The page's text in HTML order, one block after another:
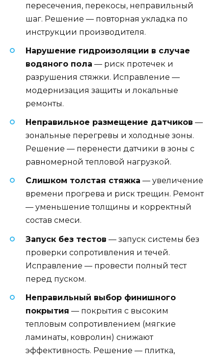
пересечения, перекосы, неправильный
шаг. Решение — повторная укладка по
инструкции производителя.
Нарушение гидроизоляции в случае
водяного пола — риск протечек и
разрушения стяжки. Исправление —
модернизация защиты и локальные
ремонты.
Неправильное размещение датчиков —
зональные перегревы и холодные зоны.
Решение — перенести датчики в зоны с
равномерной тепловой нагрузкой.
Слишком толстая стяжка — увеличение
времени прогрева и риск трещин. Ремонт
— уменьшение толщины и корректный
состав смеси.
Запуск без тестов — запуск системы без
проверки сопротивления и течей.
Исправление — провести полный тест
перед пуском.
Неправильный выбор финишного
покрытия — покрытия с высоким
тепловым сопротивлением (мягкие
ламинаты, ковролин) снижают
эффективность. Решение — плитка,